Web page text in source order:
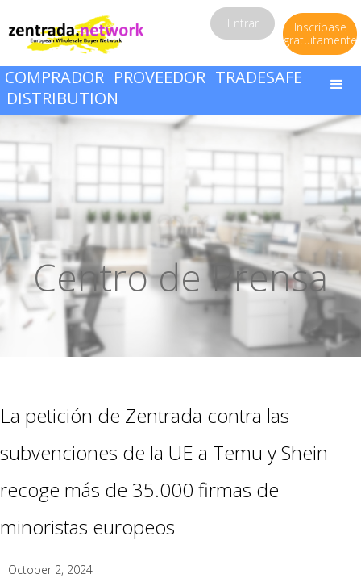
Inscríbase
gratuitamente
Entrar
COMPRADOR PROVEEDOR TRADESAFE
DISTRIBUTION
Centro de Prensa
La petición de Zentrada contra las
subvenciones de la UE a Temu y Shein
recoge más de 35.000 firmas de
minoristas europeos
October 2, 2024